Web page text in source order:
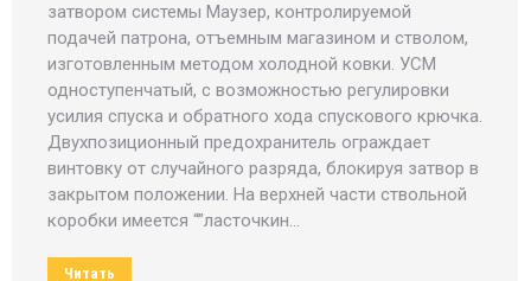
затвором системы Mаузер, контролируемой
подачей патрона, отъемным магазином и стволом,
изготовленным методом холодной ковки. УСМ
одноступенчатый, с возможностью регулировки
усилия спуска и обратного хода спускового крючка.
Двухпозиционный предохранитель ограждает
винтовку от случайного разряда, блокируя затвор в
закрытом положении. На верхней части ствольной
коробки имеется “”ласточкин…
Читать